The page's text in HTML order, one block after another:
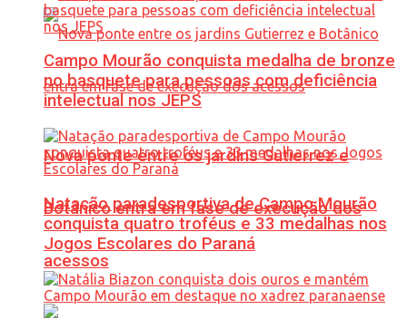
Nova ponte entre os jardins Gutierrez e
Botânico entra em fase de execução dos
acessos
Campo Mourão conquista medalha de bronze
no basquete para pessoas com deficiência
intelectual nos JEPS
Natação paradesportiva de Campo Mourão
conquista quatro troféus e 33 medalhas nos
Jogos Escolares do Paraná